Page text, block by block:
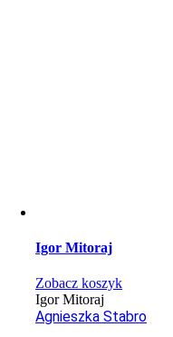
Igor Mitoraj
Zobacz koszyk
Igor Mitoraj
Agnieszka Stabro